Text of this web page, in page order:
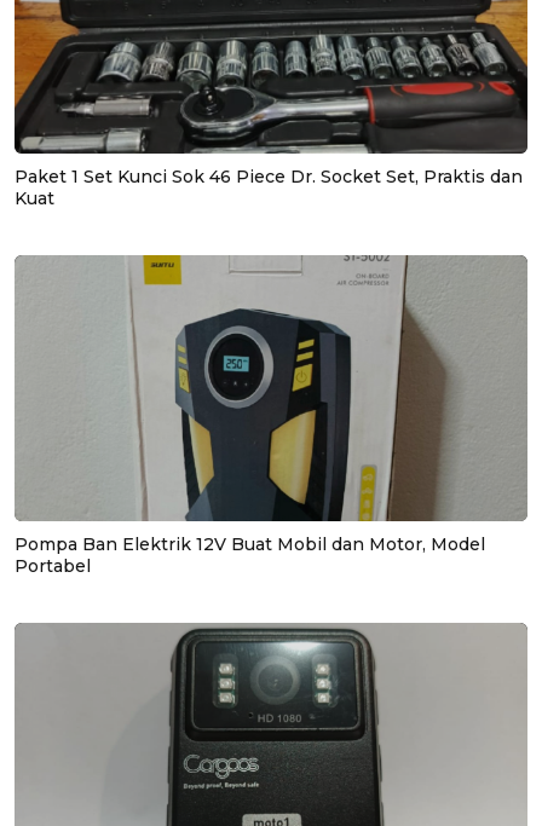
Paket 1 Set Kunci Sok 46 Piece Dr. Socket Set, Praktis dan
Kuat
Pompa Ban Elektrik 12V Buat Mobil dan Motor, Model
Portabel